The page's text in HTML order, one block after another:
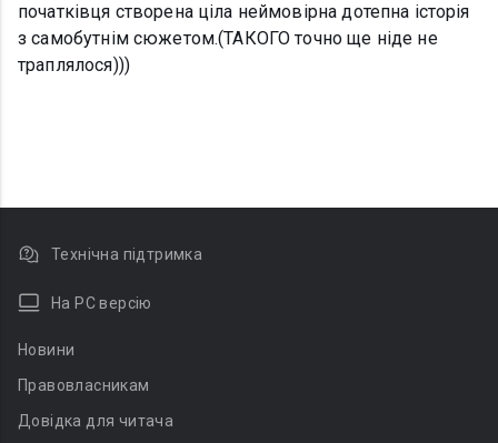
початківця створена ціла неймовірна дотепна історія
з самобутнім сюжетом.(ТАКОГО точно ще ніде не
траплялося)))
Технічна підтримка
На PC версію
Новини
Правовласникам
Довідка для читача